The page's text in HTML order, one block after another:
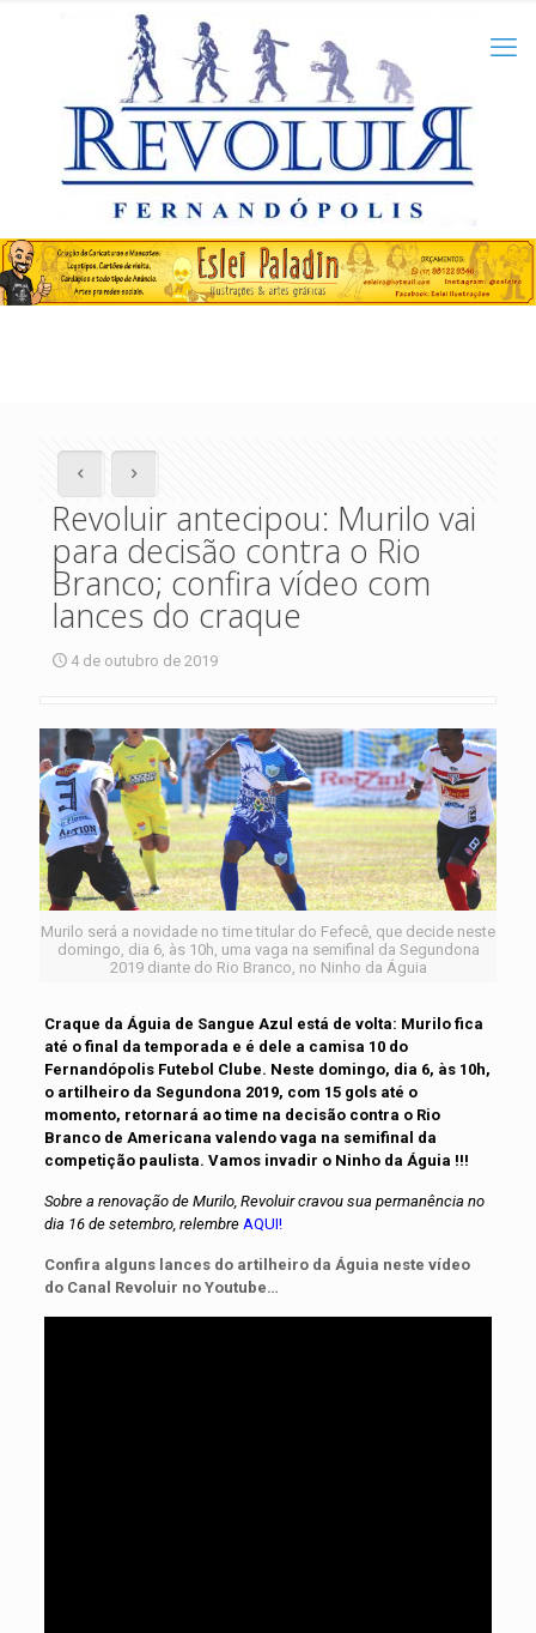
Revoluir antecipou: Murilo vai
para decisão contra o Rio
Branco; confira vídeo com
lances do craque
4 de outubro de 2019
Murilo será a novidade no time titular do Fefecê, que decide neste
domingo, dia 6, às 10h, uma vaga na semifinal da Segundona
2019 diante do Rio Branco, no Ninho da Águia
Craque da Águia de Sangue Azul está de volta: Murilo fica
até o final da temporada e é dele a camisa 10 do
Fernandópolis Futebol Clube. Neste domingo, dia 6, às 10h,
o artilheiro da Segundona 2019, com 15 gols até o
momento, retornará ao time na decisão contra o Rio
Branco de Americana valendo vaga na semifinal da
competição paulista. Vamos invadir o Ninho da Águia !!!
Sobre a renovação de Murilo, Revoluir cravou sua permanência no
dia 16 de setembro, relembre AQUI!
Confira alguns lances do artilheiro da Águia neste vídeo
do Canal Revoluir no Youtube…